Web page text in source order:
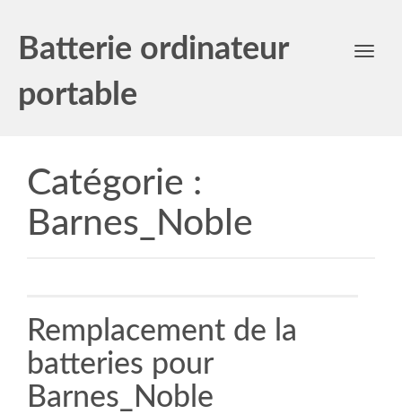
Batterie ordinateur
portable
Toggle
Catégorie :
Barnes_Noble
Remplacement de la
batteries pour
Barnes_Noble